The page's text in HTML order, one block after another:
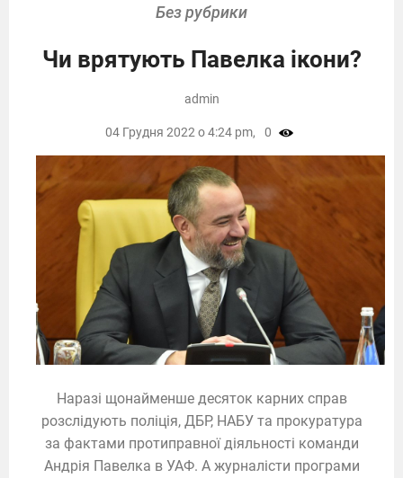
Без рубрики
Чи врятують Павелка ікони?
Наразі щонайменше десяток карних справ
розслідують поліція, ДБР, НАБУ та прокуратура
за фактами протиправної діяльності команди
Андрія Павелка в УАФ. А журналісти програми
admin
04 Грудня 2022 о 4:24 pm, 0